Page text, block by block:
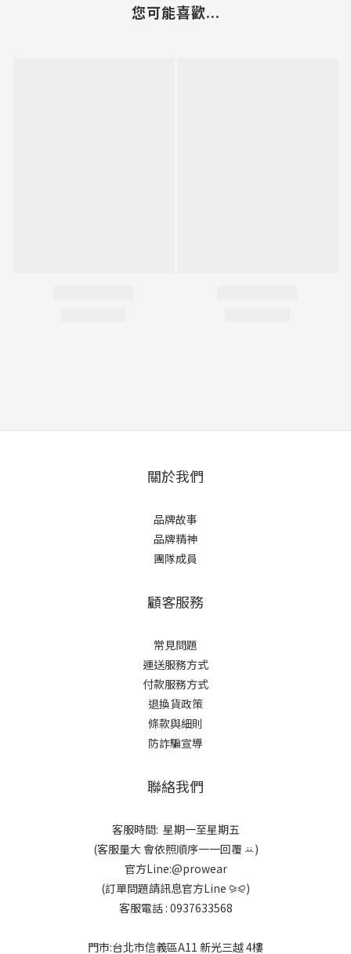
您可能喜歡...
關於我們
品牌故事
品牌精神
團隊成員
顧客服務
常見問題
運送服務方式
付款服務方式
退換貨政策
條款與細則
防詐騙宣導
聯絡我們
客服時間: 星期一至星期五
(客服量大 會依照順序一一回覆 ꕁ)
官方Line:@prowear
(訂單問題請訊息官方Line ⪩⪨)
客服電話 : 0937633568
門市:台北市信義區A11 新光三越 4樓